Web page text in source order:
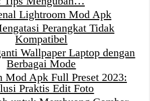
Lightroom Mod Apk
Perangkat Tidak
Kompatibel
Wallpaper Laptop dengan
Berbagai Mode
Mod Apk Full Preset 2023:
Praktis Edit Foto